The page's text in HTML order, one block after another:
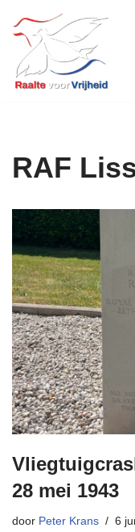
Ga
naar
de
RAF
28 mei 1943
door Peter Krans 6